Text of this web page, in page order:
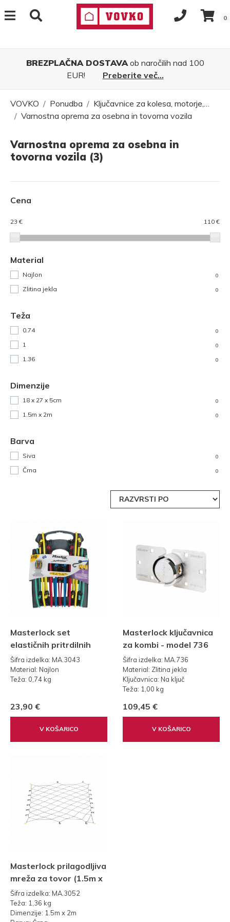
0
BREZPLAČNA DOSTAVAob naročilih nad 100
EUR!
Preberite več...
VOVKO Ponudba
Ključavnice za kolesa, motorje,…
Varnostna oprema za osebna in tovorna vozila
Varnostna oprema za osebna in
tovorna vozila (3)
Cena
23 € 110 €
Material
Najlon 0
Zlitina jekla 0
Teža
0.74 0
1 0
1.36 0
Dimenzije
18 x 27 x 5cm 0
1.5m x 2m 0
Barva
Siva 0
Črna 0
Masterlock set
elastičnih pritrdilnih
trakov 8mm
Šifra izdelka: MA.3043
Material: Najlon
Teža: 0,74 kg
23,90 €
V KOŠARICO
Masterlock ključavnica
za kombi - model 736
Šifra izdelka: MA.736
Material: Zlitina jekla
Ključavnica: Na ključ
Teža: 1,00 kg
Barva: Siva
109,45 €
V KOŠARICO
Masterlock prilagodljiva
mreža za tovor (1.5m x
2m)
Šifra izdelka: MA.3052
Teža: 1,36 kg
Dimenzije: 1.5m x 2m